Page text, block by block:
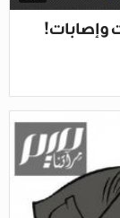
وإصابات!